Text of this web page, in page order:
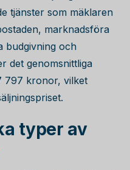
tjänster som mäklaren
marknadsföra
budgivning och
det genomsnittliga
797 kronor, vilket
typer av